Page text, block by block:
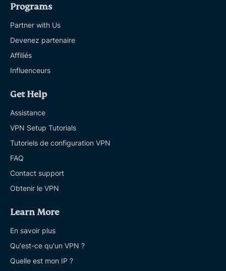
Programs
Partner with Us
Devenez partenaire
Affiliés
Influenceurs
Get Help
Assistance
VPN Setup Tutorials
Tutoriels de configuration VPN
FAQ
Contact support
Obtenir le VPN
Learn More
En savoir plus
Qu'est-ce qu'un VPN ?
Quelle est mon IP ?